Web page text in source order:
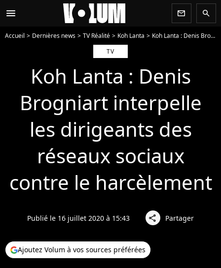
menu newsletter search
Accueil Dernières news TV Réalité Koh Lanta
Koh Lanta : Denis Brogniart interpelle les dirigeants des réseaux sociaux contre le harcèlement
TV
Koh Lanta : Denis
Brogniart interpelle
les dirigeants des
réseaux sociaux
contre le harcèlement
Publié le 16 juillet 2020 à 15:43 share Partager
Ajoutez Volum à vos sources préférées